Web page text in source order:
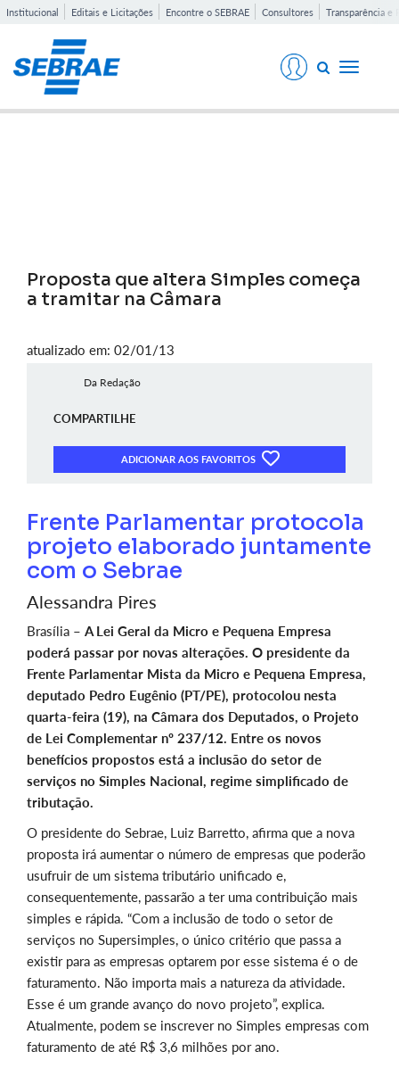
Institucional Editais e Licitações Encontre o SEBRAE Consultores Transparência e
Toggle
Proposta que altera Simples começa
a tramitar na Câmara
atualizado em: 02/01/13
Da Redação
COMPARTILHE
ADICIONAR AOS FAVORITOS
Frente Parlamentar protocola
projeto elaborado juntamente
com o Sebrae
Alessandra Pires
Brasília – A Lei Geral da Micro e Pequena Empresa
poderá passar por novas alterações. O presidente da
Frente Parlamentar Mista da Micro e Pequena Empresa,
deputado Pedro Eugênio (PT/PE), protocolou nesta
quarta-feira (19), na Câmara dos Deputados, o Projeto
de Lei Complementar nº 237/12. Entre os novos
benefícios propostos está a inclusão do setor de
serviços no Simples Nacional, regime simplificado de
tributação.
O presidente do Sebrae, Luiz Barretto, afirma que a nova
proposta irá aumentar o número de empresas que poderão
usufruir de um sistema tributário unificado e,
consequentemente, passarão a ter uma contribuição mais
simples e rápida. “Com a inclusão de todo o setor de
serviços no Supersimples, o único critério que passa a
existir para as empresas optarem por esse sistema é o de
faturamento. Não importa mais a natureza da atividade.
Esse é um grande avanço do novo projeto”, explica.
Atualmente, podem se inscrever no Simples empresas com
faturamento de até R$ 3,6 milhões por ano.